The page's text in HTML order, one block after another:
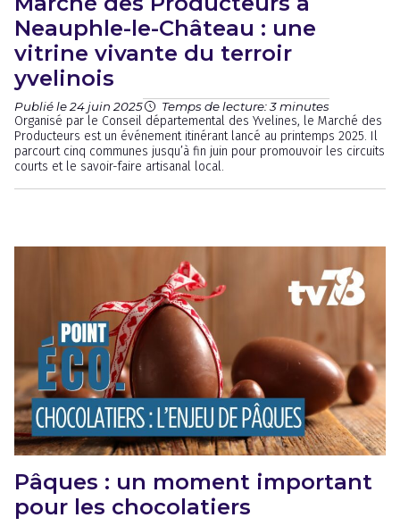
Neauphle-le-Château : une
vitrine vivante du terroir
yvelinois
Publié le 24 juin 2025 Temps de lecture: 3 minutes
Organisé par le Conseil départemental des Yvelines, le Marché des
Producteurs est un événement itinérant lancé au printemps 2025. Il
parcourt cinq communes jusqu’à fin juin pour promouvoir les circuits
courts et le savoir-faire artisanal local.
Pâques : un moment important
pour les chocolatiers